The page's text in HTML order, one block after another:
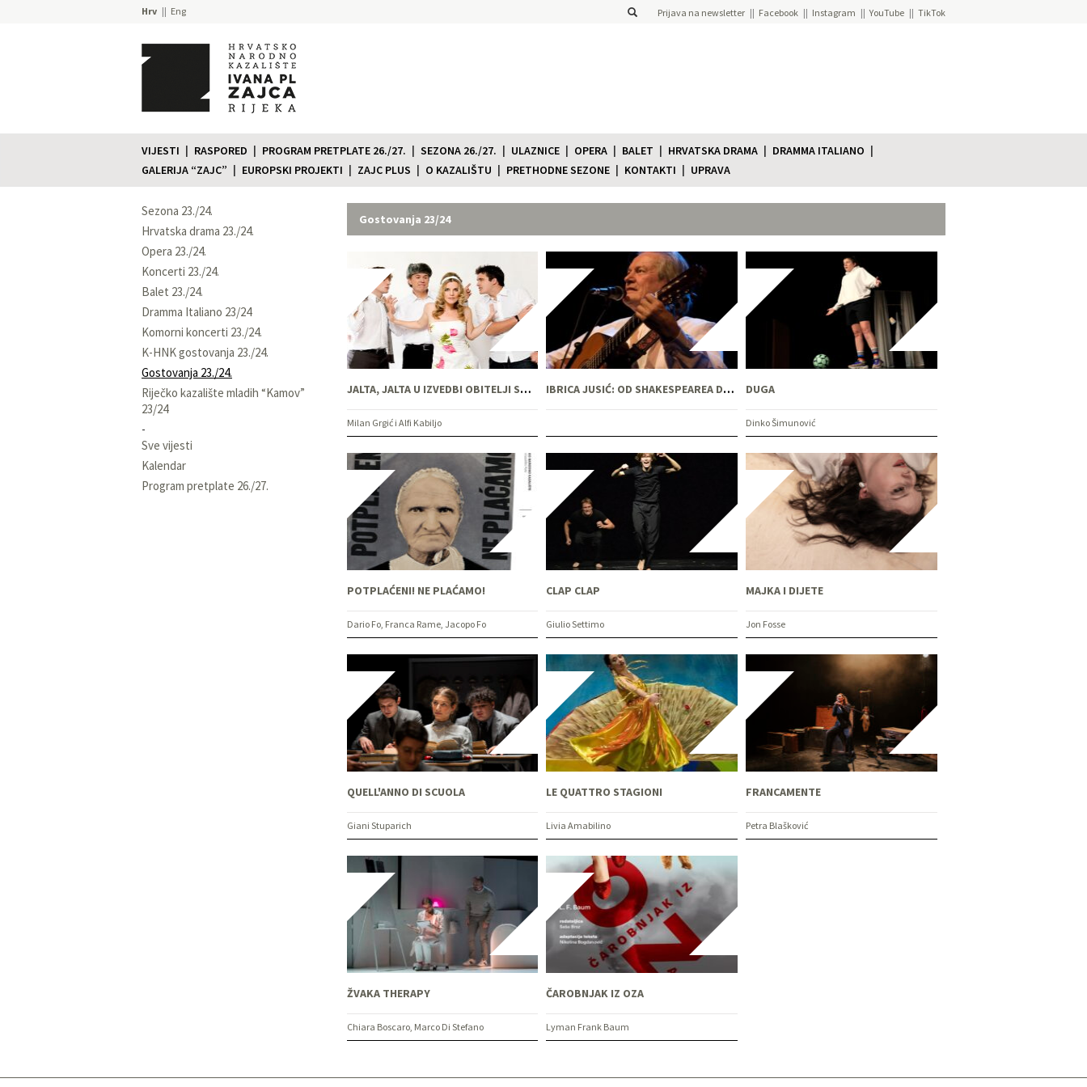
Hrv Eng Prijava na newsletter Facebook Instagram YouTube TikTok
VIJESTI RASPORED PROGRAM PRETPLATE 26./27. SEZONA 26./27. ULAZNICE OPERA BALET HRVATSKA DRAMA
DRAMMA ITALIANO
GALERIJA “ZAJC”
EUROPSKI PROJEKTI ZAJC PLUS O KAZALIŠTU PRETHODNE SEZONE KONTAKTI UPRAVA
Sezona 23./24.
Hrvatska drama 23./24.
Opera 23./24.
Koncerti 23./24.
Balet 23./24.
Dramma Italiano 23/24
Komorni koncerti 23./24.
K-HNK gostovanja 23./24.
Gostovanja 23./24.
Riječko kazalište mladih “Kamov”
23/24
Sve vijesti
Kalendar
Program pretplate 26./27.
Gostovanja 23/24
JALTA, JALTA U IZVEDBI OBITELJI SURIAN
Milan Grgić i Alfi Kabiljo
IBRICA JUSIĆ: OD SHAKESPEAREA DO SEVDAHA DUGA
Dinko Šimunović
POTPLAĆENI! NE PLAĆAMO!
Dario Fo, Franca Rame, Jacopo Fo
CLAP CLAP
Giulio Settimo
MAJKA I DIJETE
Jon Fosse
QUELL'ANNO DI SCUOLA
Giani Stuparich
LE QUATTRO STAGIONI
Livia Amabilino
FRANCAMENTE
Petra Blašković
ŽVAKA THERAPY
Chiara Boscaro, Marco Di Stefano
ČAROBNJAK IZ OZA
Lyman Frank Baum